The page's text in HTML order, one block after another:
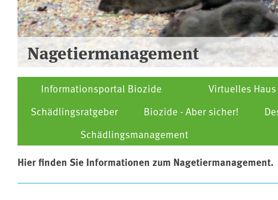
Nagetiermanagement
Informationsportal Biozide Virtuelles Haus
Schädlingsratgeber
Biozide - Aber sicher!
Schädlingsmanagement
Hier finden Sie Informationen zum Nagetiermanagement.